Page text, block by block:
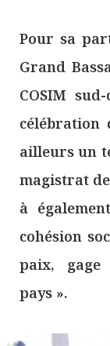
Pour sa
Grand
COSIM
célébration
ailleurs un
magistrat
à
cohésion
paix, gage
pays ».